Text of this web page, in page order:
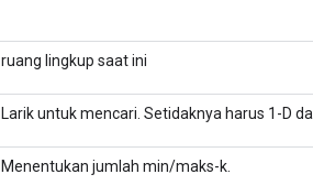
ruang lingkup saat ini
Larik untuk mencari. Setidaknya harus 1-D
Menentukan jumlah min/maks-k.